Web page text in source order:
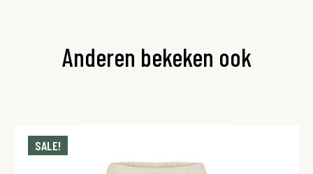
Anderen bekeken ook
SALE!